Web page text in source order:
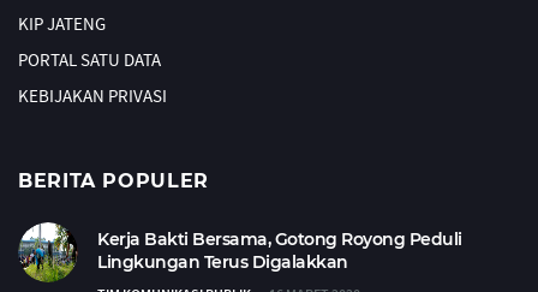
KIP JATENG
PORTAL SATU DATA
KEBIJAKAN PRIVASI
BERITA POPULER
Kerja Bakti Bersama, Gotong Royong Peduli
Lingkungan Terus Digalakkan